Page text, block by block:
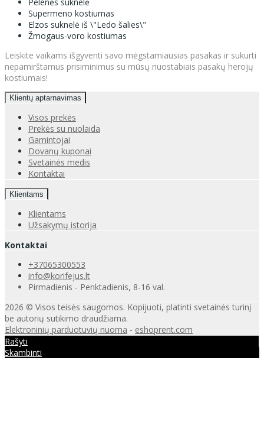
Supermeno kostiumas
Elzos suknelė iš \"Ledo šalies\"
Žmogaus-voro kostiumas
Leiskite vaikams išgyventi savo mėgstamiausias pasakas ir sukurti
nepamirštamus prisiminimus su mūsų nuostabiais pasakų herojų
kostiumais!
Klientų aptarnavimas
Visos prekės
Prekės su nuolaida
Gamintojai
Dovanų kuponai
Svetainės medis
Kontaktai
Klientams
Klientams
Užsakymų istorija
Kontaktai
+37065300553
info@korifejus.lt
Pirmadienis - Penktadienis, 8-16 val.
2026 © Visos teisės saugomos. Kopijuoti, platinti svetainės turinį
be autorių sutikimo draudžiama.
Elektroninių parduotuvių nuoma - eshoprent.com
Rašyti
Skambinti